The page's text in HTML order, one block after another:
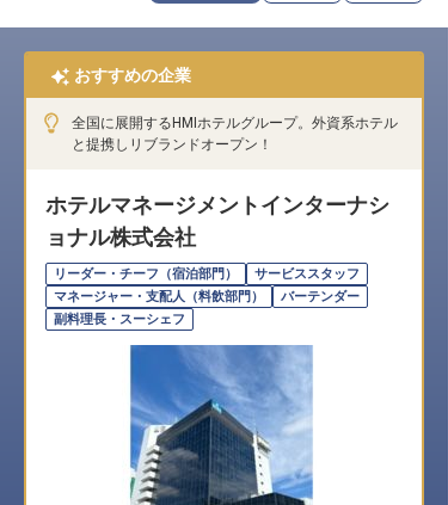
採用をお考えの企業様へ
おすすめの企業
全国に展開するHMIホテルグループ。外資系ホテル
と提携しリブランドオープン！
ホテルマネージメントインターナシ
ョナル株式会社
リーダー・チーフ（宿泊部門）
サービススタッフ
マネージャー・支配人（料飲部門）
バーテンダー
副料理長・スーシェフ